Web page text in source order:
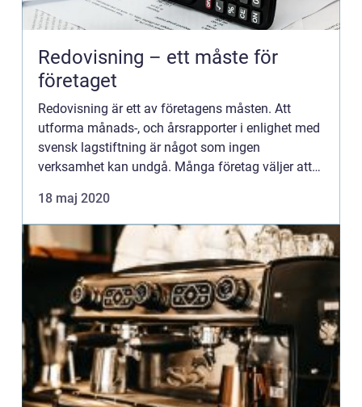
Redovisning – ett måste för
företaget
Redovisning är ett av företagens måsten. Att
utforma månads-, och årsrapporter i enlighet med
svensk lagstiftning är något som ingen
verksamhet kan undgå. Många företag väljer att
18 maj 2020